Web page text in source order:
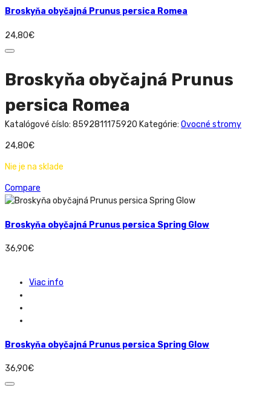
Broskyňa obyčajná Prunus persica Romea
24,80€
Broskyňa obyčajná Prunus
persica Romea
Katalógové číslo: 8592811175920 Kategórie: Ovocné stromy
24,80€
Nie je na sklade
Compare
Broskyňa obyčajná Prunus persica Spring Glow
36,90€
Viac info
Broskyňa obyčajná Prunus persica Spring Glow
36,90€